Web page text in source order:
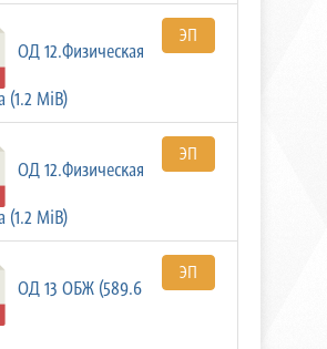
ОД 12.Физическая
(1.2 MiB)
ЭП
ОД 12.Физическая
(1.2 MiB)
ЭП
ОД 13 ОБЖ (589.6
ЭП